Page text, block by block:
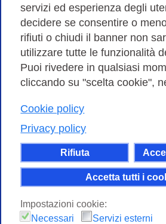
servizi ed esperienza degli
decidere se consentire o
rifiuti o chiudi il banner non
utilizzare tutte le funzionalità
Puoi rivedere in qualsiasi
cliccando su "scelta cookie",
Cookie policy
Privacy policy
Rifiuta
Accetta tutti i
Impostazioni cookie:
Necessari
Servizi esterni
Bandi di Gara
Consortium GARR - Via dei Tizii,
| CF 97284570583 – PI
Destinatario
Il contenuto di questo sito e'
altrimenti indicato, secondo i
Creative
stesso modo 4.0